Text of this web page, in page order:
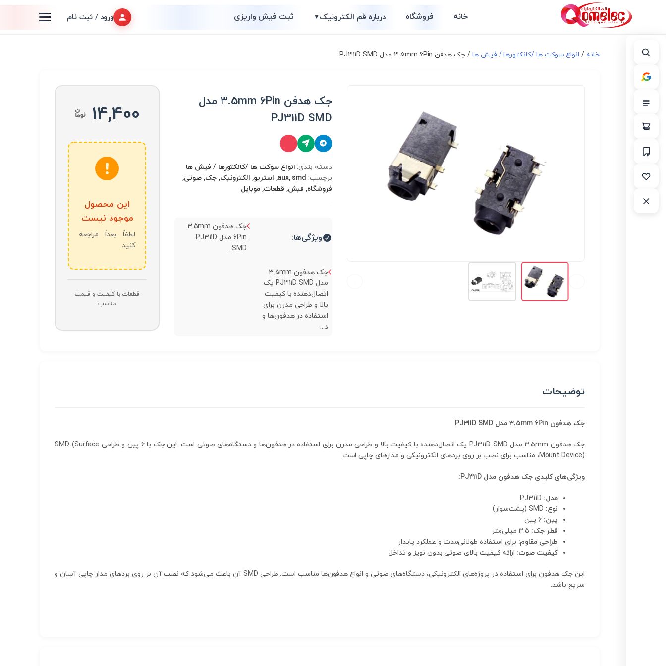
خانه فروشگاه درباره قم الکترونیک▼ ثبت فیش واریزی ورود / ثبت نام
خانه / انواع سوكت ها /کانکتورها / فیش ها / جک هدفن 3.5mm 6Pin مدل PJ311D SMD
جک هدفن 3.5mm 6Pin مدل
PJ311D SMD
دسته بندی: انواع سوكت ها /کانکتورها / فیش ها
برچسب:
aux, smd, استریو, الکترونیک, جک, صوتی,
فروشگاه, فیش, قطعات, موبایل
ویژگی‌ها:
جک هدفون 3.5mm
6Pin مدل PJ311D
SMD...
جک هدفون 3.5mm
مدل PJ311D SMD یک
اتصال‌دهنده با کیفیت
بالا و طراحی مدرن برای
استفاده در هدفون‌ها و
د...
14,400
این محصول
موجود نیست
لطفاً بعداً مراجعه
کنید
قطعات با کیفیت و قیمت
مناسب
توضیحات
جک هدفون 3.5mm 6Pin مدل PJ311D SMD
جک هدفون 3.5mm مدل PJ311D SMD یک اتصال‌دهنده با کیفیت بالا و طراحی مدرن برای استفاده در هدفون‌ها و دستگاه‌های صوتی است. این جک با 6 پین و طراحی SMD (Surface
Mount Device)، مناسب برای نصب بر روی بردهای الکترونیکی و مدارهای چاپی است.
ویژگی‌های کلیدی جک هدفون مدل PJ311D:
مدل:
نوع:
پین:
قطر جک:
طراحی مقاوم: برای استفاده طولانی‌مدت و عملکرد پایدار
کیفیت صوت: ارائه کیفیت بالای صوتی بدون نویز و تداخل
این جک هدفون برای استفاده در پروژه‌های الکترونیکی، دستگاه‌های صوتی و انواع هدفون‌ها مناسب است. طراحی SMD آن باعث می‌شود که نصب آن بر روی بردهای مدار چاپی آسان و
سریع باشد.